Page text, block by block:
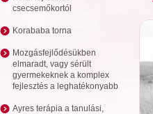
csecsemőkortól
Korababa torna
Mozgásfejlődésükben
elmaradt, vagy sérült
gyermekeknek a komplex
fejlesztés a leghatékonyabb
Ayres terápia a tanulási,